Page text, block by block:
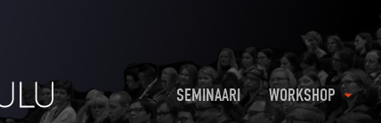
SEMINAARI WORKSHOP